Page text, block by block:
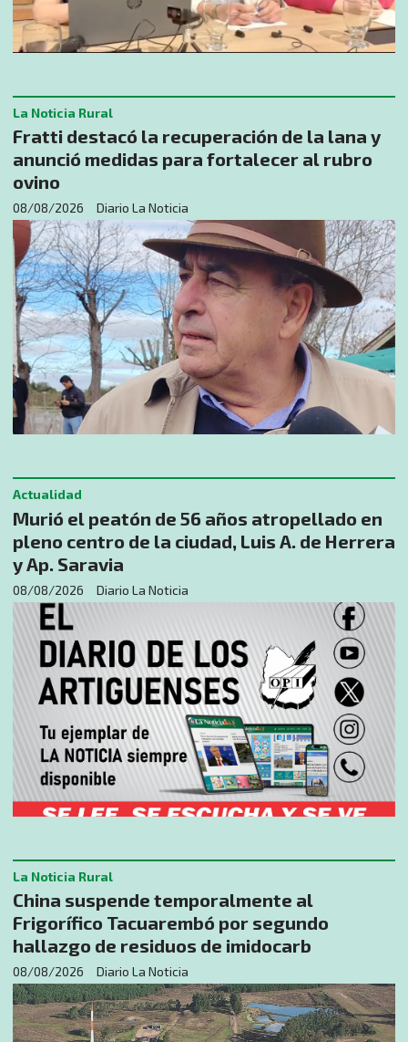
Fratti destacó la recuperación de la lana y
anunció medidas para fortalecer al rubro
ovino
Diario La Noticia
La Noticia Rural
08/08/2026
Murió el peatón de 56 años atropellado en
pleno centro de la ciudad, Luis A. de Herrera
y Ap. Saravia
Diario La Noticia
Actualidad
08/08/2026
China suspende temporalmente al
Frigorífico Tacuarembó por segundo
hallazgo de residuos de imidocarb
Diario La Noticia
La Noticia Rural
08/08/2026